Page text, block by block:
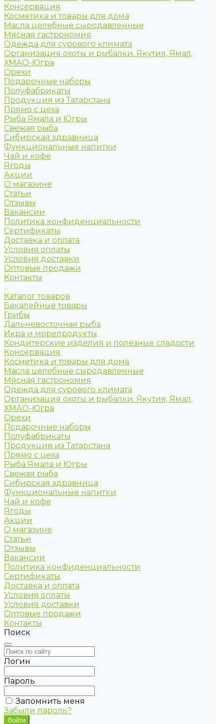
Консервация
Косметика и товары для дома
Масла целебные сыродавленные
Мясная гастрономия
Одежда для сурового климата
Организация охоты и рыбалки. Якутия, Ямал,
ХМАО-Югра
Орехи
Подарочные наборы
Полуфабрикаты
Продукция из Татарстана
Прямо с цеха
Рыба Ямала и Югры
Свежая рыба
Сибирская здравница
Функциональные напитки
Чай и кофе
Ягоды
Акции
О магазине
Статьи
Отзывы
Вакансии
Политика конфиденциальности
Сертификаты
Доставка и оплата
Условия оплаты
Условия доставки
Оптовые продажи
Контакты
...
Каталог товаров
Бакалейные товары
Грибы
Дальневосточная рыба
Икра и морепродукты
Кондитерские изделия и полезные сладости
Консервация
Косметика и товары для дома
Масла целебные сыродавленные
Мясная гастрономия
Одежда для сурового климата
Организация охоты и рыбалки. Якутия, Ямал,
ХМАО-Югра
Орехи
Подарочные наборы
Полуфабрикаты
Продукция из Татарстана
Прямо с цеха
Рыба Ямала и Югры
Свежая рыба
Сибирская здравница
Функциональные напитки
Чай и кофе
Ягоды
Акции
О магазине
Статьи
Отзывы
Вакансии
Политика конфиденциальности
Сертификаты
Доставка и оплата
Условия оплаты
Условия доставки
Оптовые продажи
Контакты
Поиск
Логин
Пароль
Запомнить меня
Забыли пароль?